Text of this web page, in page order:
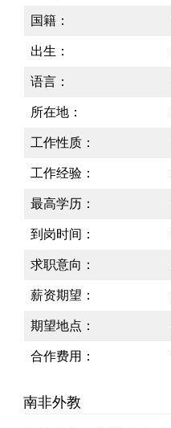
国籍：
出生：
语言：
所在地：
工作性质：
工作经验：
最高学历：
到岗时间：
求职意向：
薪资期望：
期望地点：
合作费用：
南非外教